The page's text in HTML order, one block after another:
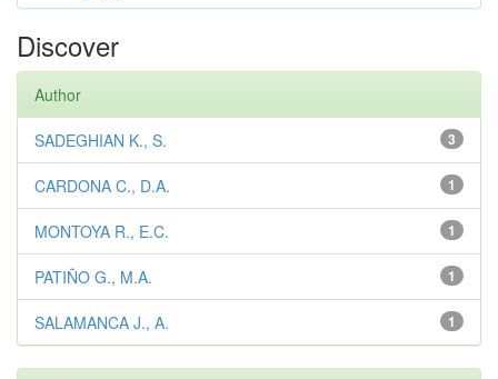
Discover
Author
3
SADEGHIAN K., S.
1
CARDONA C., D.A.
1
MONTOYA R., E.C.
1
PATIÑO G., M.A.
1
SALAMANCA J., A.